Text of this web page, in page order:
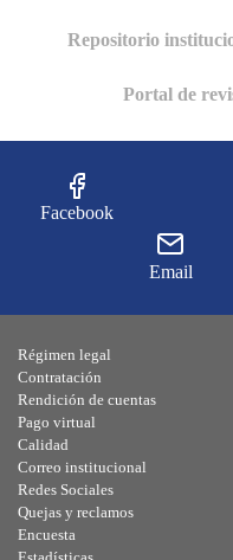
Repositorio
Portal de
Facebook
Email
Régimen legal
Contratación
Rendición de cuentas
Pago virtual
Calidad
Correo institucional
Redes Sociales
Quejas y reclamos
Encuesta